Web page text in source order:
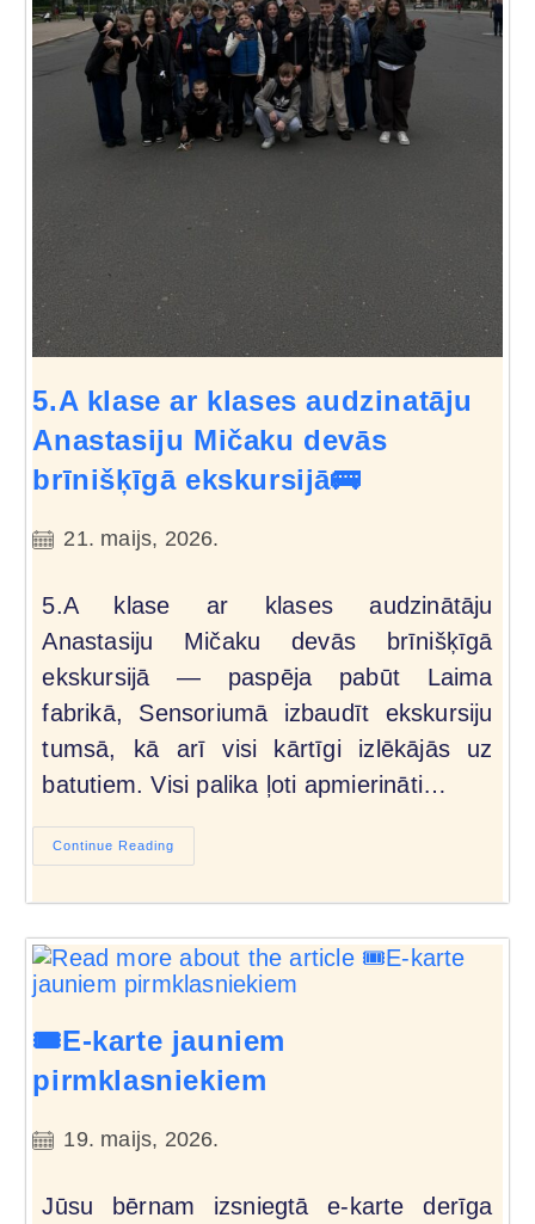
5.A klase ar klases audzinatāju
Anastasiju Mičaku devās
brīnišķīgā ekskursijā🚌
21. maijs, 2026.
5.A klase ar klases audzinātāju
Anastasiju Mičaku devās brīnišķīgā
ekskursijā — paspēja pabūt Laima
fabrikā, Sensoriumā izbaudīt ekskursiju
tumsā, kā arī visi kārtīgi izlēkājās uz
batutiem. Visi palika ļoti apmierināti…
Continue Reading
🎟️E-karte jauniem
pirmklasniekiem
19. maijs, 2026.
Jūsu bērnam izsniegtā e-karte derīga